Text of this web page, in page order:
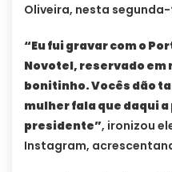
Oliveira, nesta
“Eu fui gravar com o
Novotel, reservado em
bonitinho. Vocês dão
mulher fala que daqui
presidente”, ironizou
Instagram,